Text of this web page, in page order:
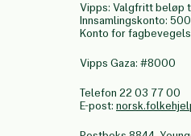
Vipps: Valgfritt beløp
Innsamlingskonto:
Konto for
Vipps Gaza: #8000
Telefon 22 03 77 00
E-post: